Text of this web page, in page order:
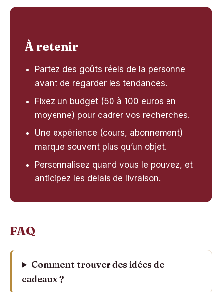
À retenir
Partez des goûts réels de la personne
avant de regarder les tendances.
Fixez un budget (50 à 100 euros en
moyenne) pour cadrer vos recherches.
Une expérience (cours, abonnement)
marque souvent plus qu’un objet.
Personnalisez quand vous le pouvez, et
anticipez les délais de livraison.
FAQ
Comment trouver des idées de
cadeaux ?